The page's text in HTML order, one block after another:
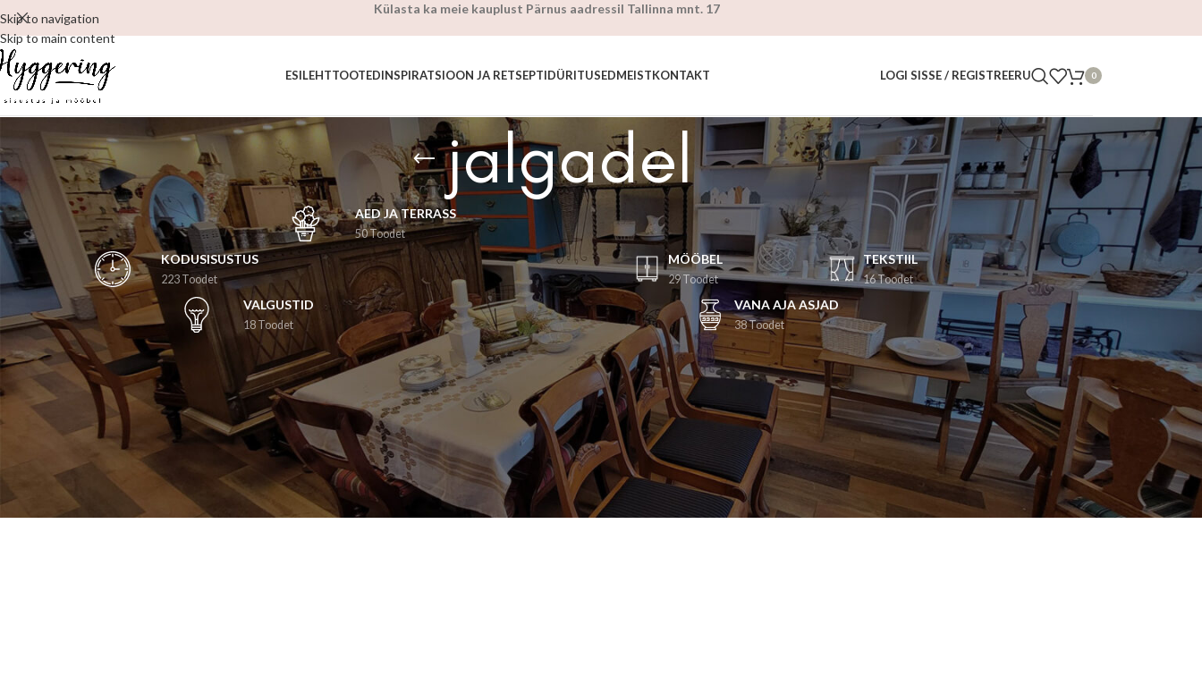
Skip to navigation
Skip to main content
Külasta ka meie kauplust Pärnus aadressil Tallinna mnt. 17
ESILEHTTOOTEDINSPIRATSIOON JA RETSEPTIDÜRITUSEDMEISTKONTAKT LOGI SISSE / REGISTREERU 0
jalgadel
AED JA TERRASS
50 Toodet
KODUSISUSTUS
223 Toodet
MÖÖBEL
29 Toodet
TEKSTIIL
16 Toodet
VALGUSTID
18 Toodet
VANA AJA ASJAD
38 Toodet
Tooted siltidega “jalgadel”
Sinu valikutele vastavaid tooteid ei leidu.